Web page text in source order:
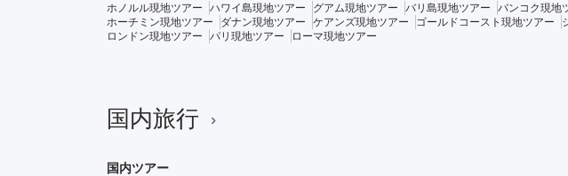
ホノルル現地ツアー ハワイ島現地ツアー グアム現地ツアー バリ島現地ツアー バンコク現地
ホーチミン現地ツアー
ダナン現地ツアー ケアンズ現地ツアー ゴールドコースト現地ツアー
ロンドン現地ツアー
パリ現地ツアー ローマ現地ツアー
国内旅行
国内ツアー